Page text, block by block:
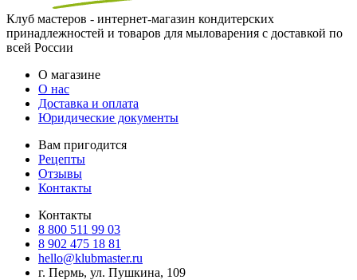
Клуб мастеров - интернет-магазин кондитерских
принадлежностей и товаров для мыловарения с доставкой по
всей России
О магазине
О нас
Доставка и оплата
Юридические документы
Вам пригодится
Рецепты
Отзывы
Контакты
Контакты
8 800 511 99 03
8 902 475 18 81
hello@klubmaster.ru
г. Пермь, ул. Пушкина, 109